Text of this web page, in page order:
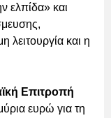
ελπίδα» και
λειτουργία και η
Επιτροπή
ευρώ για τη